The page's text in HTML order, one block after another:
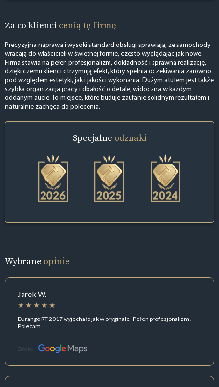
Za co klienci cenią tę firmę
Precyzyjna naprawa i wysoki standard obsługi sprawiają, że samochody
wracają do właścicieli w świetnej formie, często wyglądając jak nowe.
Firma stawia na pełen profesjonalizm, dokładność i sprawną realizację,
dzięki czemu klienci otrzymują efekt, który spełnia oczekiwania zarówno
pod względem estetyki, jak i jakości wykonania. Dużym atutem jest także
szybka organizacja pracy i dbałość o detale, widoczna w każdym
oddanym aucie. To miejsce, które buduje zaufanie solidnym rezultatem i
naturalnie zachęca do polecenia.
Specjalne odznaki
Wybrane opinie
Jarek W.
Durango RT 2017 wyjechało jak w oryginale . Pełen profesjonalizm .
Polecam
Źródło: